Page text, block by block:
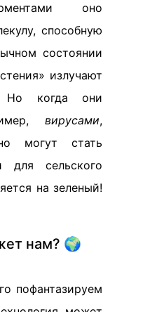
оно
способную
состоянии
излучают
Но когда они
вирусами,
могут стать
для сельского
на зеленый!
нам? 🌍
пофантазируем